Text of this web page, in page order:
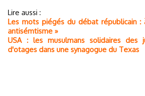
Lire aussi :
Les mots piégés du débat républicain :
antisémtisme »
USA : les musulmans solidaires des
d'otages dans une synagogue du Texas